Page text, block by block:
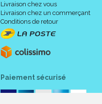
Livraison chez vous
Livraison chez un commerçant
Conditions de retour
Paiement sécurisé